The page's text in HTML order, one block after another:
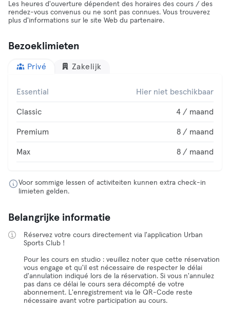
Les heures d'ouverture dépendent des horaires des cours / des
rendez-vous convenus ou ne sont pas connues. Vous trouverez
plus d'informations sur le site Web du partenaire.
Bezoeklimieten
Privé Zakelijk
Essential Hier niet beschikbaar
Classic 4 / maand
Premium 8 / maand
Max 8 / maand
Voor sommige lessen of activiteiten kunnen extra check-in
limieten gelden.
Belangrijke informatie
Réservez votre cours directement via l'application Urban
Sports Club !
Pour les cours en studio : veuillez noter que cette réservation
vous engage et qu'il est nécessaire de respecter le délai
d'annulation indiqué lors de la réservation. Si vous n'annulez
pas dans ce délai le cours sera décompté de votre
abonnement. L'enregistrement via le QR-Code reste
nécessaire avant votre participation au cours.